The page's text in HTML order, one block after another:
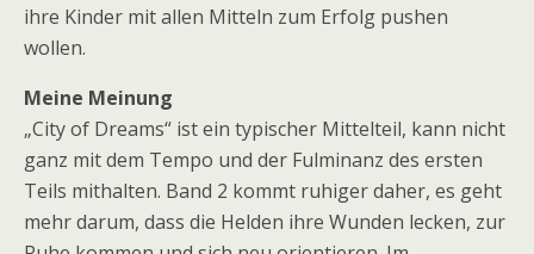
ihre Kinder mit allen Mitteln zum Erfolg pushen
wollen.
Meine Meinung
„City of Dreams“ ist ein typischer Mittelteil, kann nicht
ganz mit dem Tempo und der Fulminanz des ersten
Teils mithalten. Band 2 kommt ruhiger daher, es geht
mehr darum, dass die Helden ihre Wunden lecken, zur